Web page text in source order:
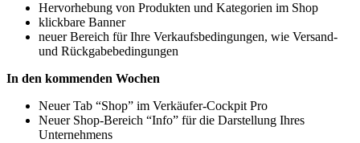
Hervorhebung von Produkten und Kategorien im Shop
klickbare Banner
neuer Bereich für Ihre Verkaufsbedingungen, wie Versand-
und Rückgabebedingungen
In den kommenden Wochen
Neuer Tab “Shop” im Verkäufer-Cockpit Pro
Neuer Shop-Bereich “Info” für die Darstellung Ihres
Unternehmens